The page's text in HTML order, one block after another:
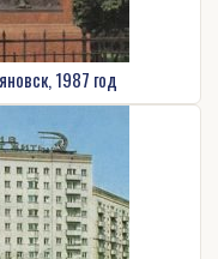
1987 год